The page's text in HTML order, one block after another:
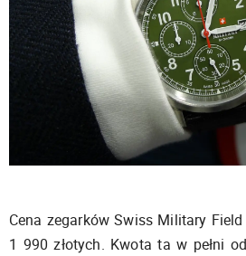
Cena zegarków Swiss Military
1 990 złotych. Kwota ta w pełni